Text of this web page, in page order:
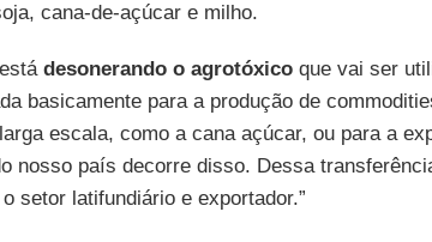
cana-de-açúcar e milho.
desonerando o agrotóxicoque vai ser
basicamente para a produção de
escala, como a cana açúcar, ou para a
nosso país decorre disso. Dessa
setor latifundiário e exportador.”